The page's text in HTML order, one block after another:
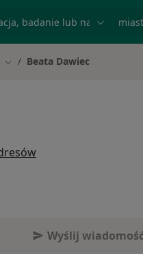
Zmień miasto
Beata Dawiec
Wyślij